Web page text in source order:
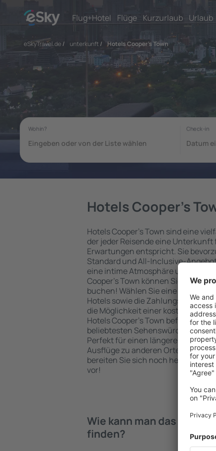
Flug+Hotel Flüge Kurzurlaub Urlaub
eSkyTravel.de/ unterkunft / Hotels Cooper's Town
Hotels Cooper's
Hotels Cooper's Town sind eine
der jeder Reisende eine
Erwartungen entspricht. Sie
Standard und All-Inclusive-
eine intime Atmosphäre und
Cooper's Town können Sie eine
buchen! Wählen Sie eine günstige
Hotels sowie die
die Möglichkeit einer kostenlosen
Hotels Cooper's Town befinden
beliebtesten Sehenswürdigkeiten
Perfekt für einen längeren
Ausflüge zu anderen Orten.
bereiten Sie sich noch heute auf
vor!
Wie kann man das Hotel
finden?